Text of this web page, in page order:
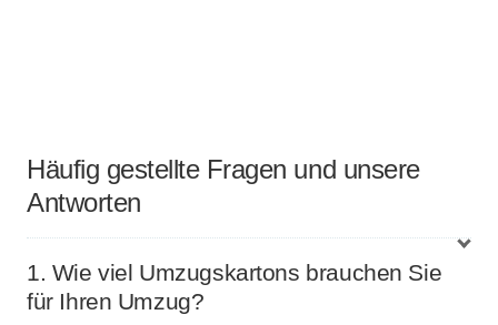
Häufig gestellte Fragen und unsere
Antworten
1. Wie viel Umzugskartons brauchen Sie
für Ihren Umzug?